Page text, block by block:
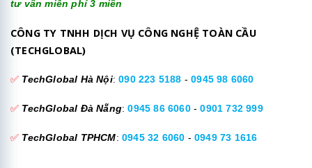
tư vấn miễn phí 3 miền
CÔNG TY TNHH DỊCH VỤ CÔNG NGHỆ TOÀN CẦU
(TECHGLOBAL)
✅ TechGlobal Hà Nội:090 223 5188 -0945 98 6060
✅ TechGlobal Đà Nẵng:0945 86 6060-0901 732 999
✅ TechGlobal TPHCM:0945 32 6060 -0949 73 1616